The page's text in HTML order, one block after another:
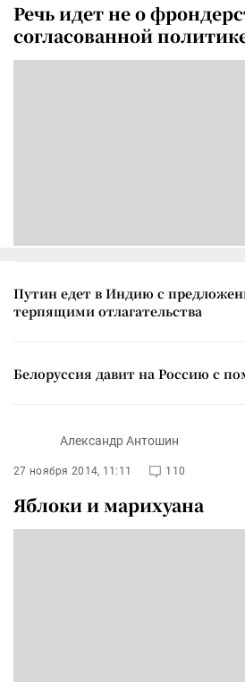
Речь идет не о
согласованной
Путин едет в Индию с
терпящими отлагательства
Белоруссия давит на Россию с
Александр Антошин
27 ноября 2014, 11:11 110
Яблоки и марихуана